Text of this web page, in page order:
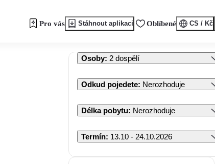
Pro vás Stáhnout aplikaci Oblíbené CS / Kč
Osoby: 2 dospělí
Odkud pojedete: Nerozhoduje
Délka pobytu: Nerozhoduje
Termín: 13.10 - 24.10.2026